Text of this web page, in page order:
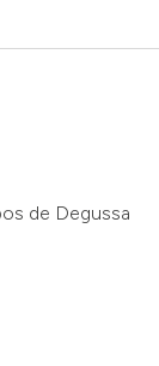
de Degussa